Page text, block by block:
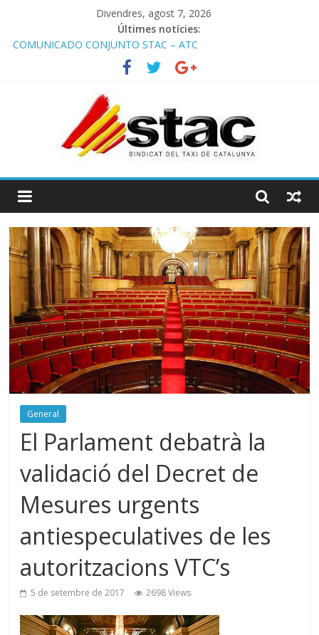
Divendres, agost 7, 2026
Últimes notícies:
COMUNICADO CONJUNTO STAC – ATC
Comunicado STAC/ ATC de la reunión con los Mossos d
‘Esquadra del aeropuerto de Barcelona.
Programa de Radio TAXI LIBRE 29.07.2026 en COOLTURA FM.
STAC/ATC SOLICITAN TAULA TÈCNICA PARA MEJORAR LA
OPERATIVA DE ENTRADA EN EL PUERTO DE BARCELONA.
Programa de Radio TAXI LIBRE 22.07.2026 en COOLTURA FM.
General
El Parlament debatrà la
validació del Decret de
Mesures urgents
antiespeculatives de les
autoritzacions VTC’s
5 de setembre de 2017 2698 Views